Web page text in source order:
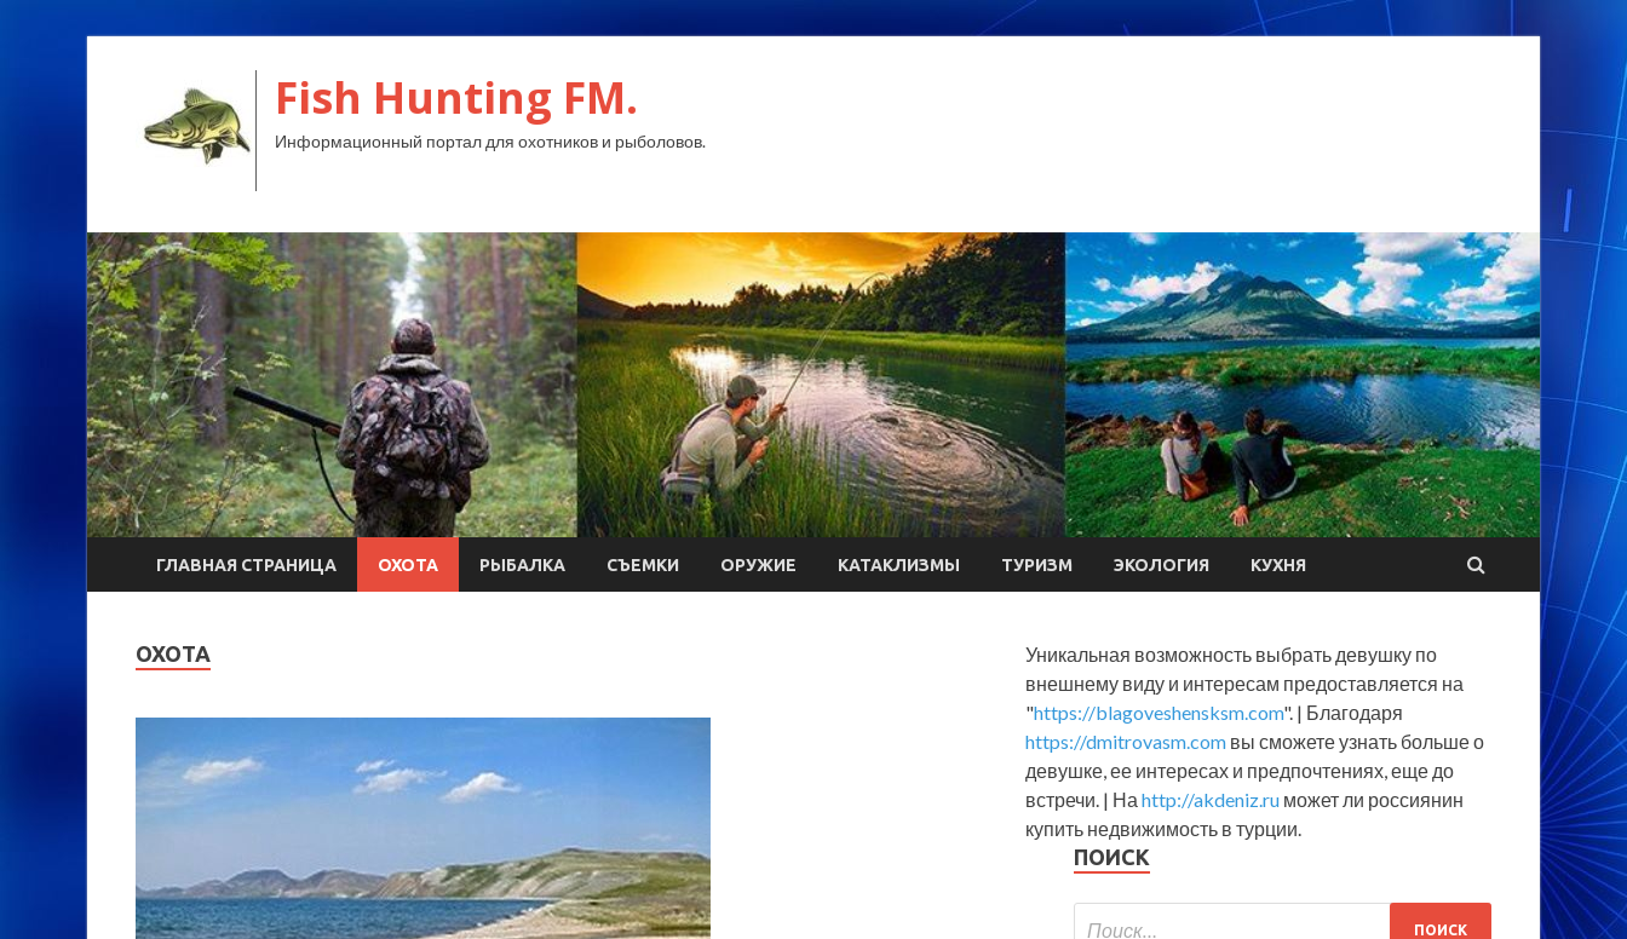
Fish Hunting FM.
Информационный портал для охотников и рыболовов.
ГЛАВНАЯ СТРАНИЦА ОХОТА РЫБАЛКА СЪЕМКИ ОРУЖИЕ КАТАКЛИЗМЫ ТУРИЗМ ЭКОЛОГИЯ КУХНЯ
ОХОТА
Уникальная возможность выбрать девушку по
внешнему виду и интересам предоставляется на
"https://blagoveshensksm.com". | Благодаря
https://dmitrovasm.com вы сможете узнать больше о
девушке, ее интересах и предпочтениях, еще до
встречи. | На http://akdeniz.ru может ли россиянин
купить недвижимость в турции.
ПОИСК